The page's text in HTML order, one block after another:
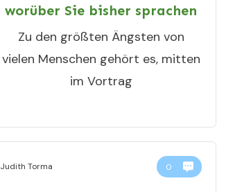
worüber Sie bisher sprachen
Zu den größten Ängsten von
vielen Menschen gehört es, mitten
im Vortrag
Judith Torma 0